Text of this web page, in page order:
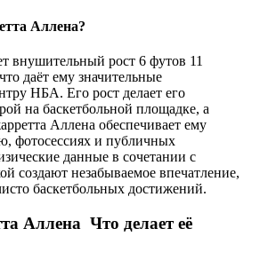
Аллена?
внушительный рост 6 футов 11
даёт ему значительные
НБА. Его рост делает его
на баскетбольной площадке, а
Аллена обеспечивает ему
фотосессиях и публичных
данные в сочетании с
создают незабываемое впечатление,
баскетбольных достижений.
Аллена Что делает её